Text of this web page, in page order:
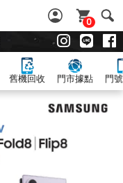
0
舊機回收 門市據點 門